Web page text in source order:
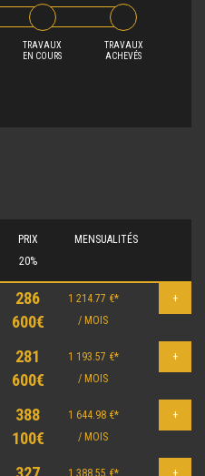
TRAVAUX
EN COURS
TRAVAUX
ACHEVÉS
PRIX
20%
MENSUALITÉS
286
600€
1 214.77 €*
/ MOIS
+
281
600€
1 193.57 €*
/ MOIS
+
388
100€
1 644.98 €*
/ MOIS
+
1 388.55 €*
+